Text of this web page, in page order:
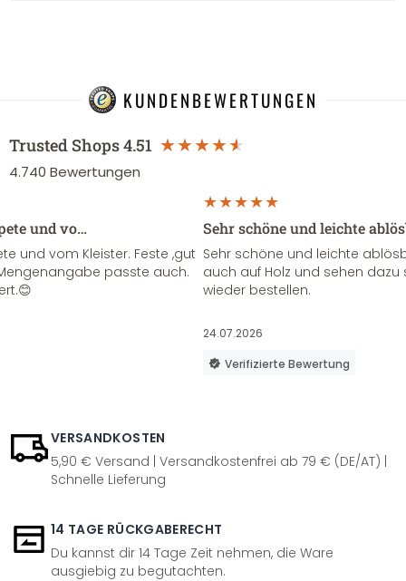
KUNDENBEWERTUNGEN
Trusted Shops4.51
4.740 Bewertungen
und vo…
und vom Kleister. Feste ,gut
passte auch.
Sehr schöne und leichte
Sehr schöne und leichte
auch auf Holz und sehen
wieder bestellen.
24.07.2026
Verifizierte Bewertung
VERSANDKOSTEN
5,90 € Versand | Versandkostenfrei ab 79 € (DE/AT) |
Schnelle Lieferung
14 TAGE RÜCKGABERECHT
Du kannst dir 14 Tage Zeit nehmen, die Ware
ausgiebig zu begutachten.